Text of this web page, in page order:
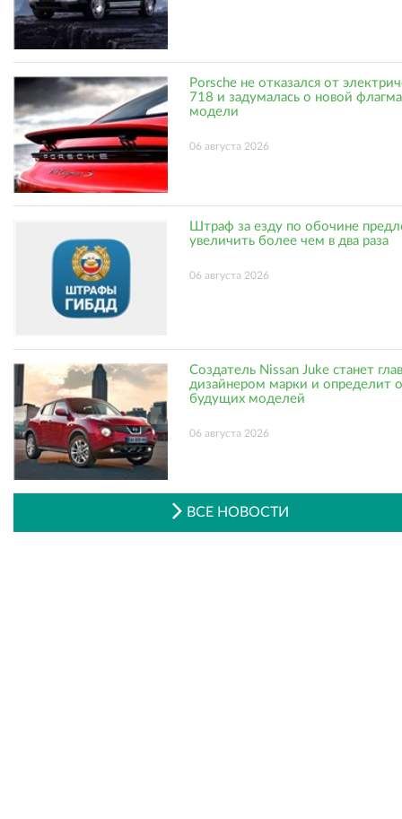
Porsche не отказался от
718 и задумалась о новой
модели
06 августа 2026
Штраф за езду по обочине
увеличить более чем в два раза
06 августа 2026
Создатель Nissan Juke станет
дизайнером марки и определит
будущих моделей
06 августа 2026
ВСЕ НОВОСТИ